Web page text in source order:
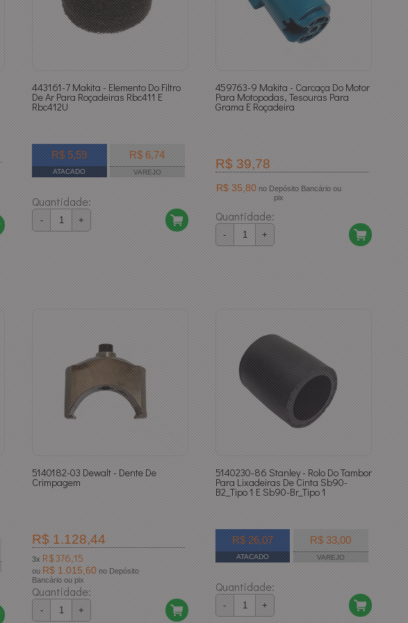
443161-7 Makita - Elemento Do Filtro
De Ar Para Roçadeiras Rbc411 E
Rbc412U
R$ 5,59
ATACADO
R$ 6,74
VAREJO
Quantidade:
- +
459763-9 Makita - Carcaça Do Motor
Para Motopodas, Tesouras Para
Grama E Roçadeira
R$ 39,78
R$ 35,80 no Depósito Bancário ou
pix
Quantidade:
- +
5140182-03 Dewalt - Dente De
Crimpagem
R$ 1.128,44
3x R$ 376,15
ou R$ 1.015,60 no Depósito
Bancário ou pix
Quantidade:
- +
5140230-86 Stanley - Rolo Do Tambor
Para Lixadeiras De Cinta Sb90-
B2_Tipo 1 E Sb90-Br_Tipo 1
R$ 26,07
ATACADO
R$ 33,00
VAREJO
Quantidade:
- +